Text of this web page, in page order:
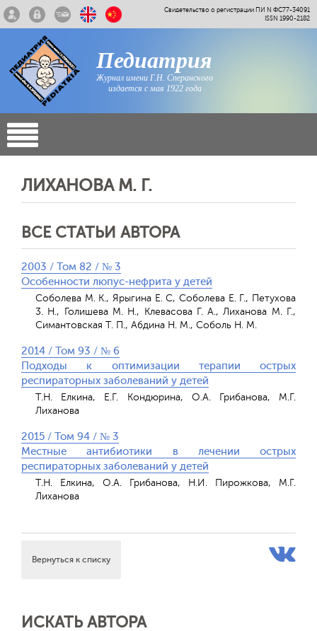
Свидетельство о регистрации ПИ N ФС77-34091
ISSN 1990-2182
Педиатрия
Журнал имени Г.Н. Сперанского
издается с мая 1922 года
ЛИХАНОВА М. Г.
ВСЕ СТАТЬИ АВТОРА
2003 / Том 82 / № 3
Особенности люпус-нефрита у детей
Соболева М. К., Ярыгина Е. С, Соболева Е. Г., Петухова
3. Н., Голишева M. Н., Клевасова Г. А., Лиханова М. Г.,
Симантовcкая Т. П., Абдина Н. М., Соболь Н. М.
2014 / Том 93 / № 6
Подходы к оптимизации терапии острых
респираторных заболеваний у детей
Т.Н. Елкина, Е.Г. Кондюрина, О.А. Грибанова, М.Г.
Лиханова
2015 / Том 94 / № 3
Местные антибиотики в лечении острых
респираторных заболеваний у детей
Т.Н. Елкина, О.А. Грибанова, Н.И. Пирожкова, М.Г.
Лиханова
Вернуться к списку
ИСКАТЬ АВТОРА